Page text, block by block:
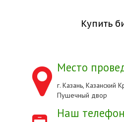
Купить
Место
г. Казань, Казанский
Пушечный двор
Наш